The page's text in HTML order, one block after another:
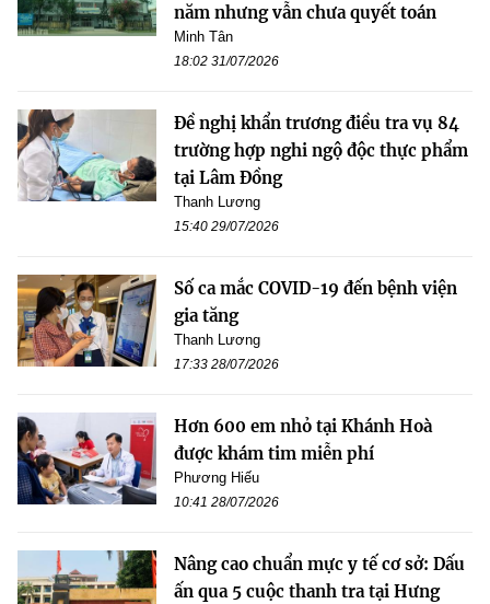
năm nhưng vẫn chưa quyết toán
Minh Tân
18:02 31/07/2026
Đề nghị khẩn trương điều tra vụ 84
trường hợp nghi ngộ độc thực phẩm
tại Lâm Đồng
Thanh Lương
15:40 29/07/2026
Số ca mắc COVID-19 đến bệnh viện
gia tăng
Thanh Lương
17:33 28/07/2026
Hơn 600 em nhỏ tại Khánh Hoà
được khám tim miễn phí
Phương Hiếu
10:41 28/07/2026
Nâng cao chuẩn mực y tế cơ sở: Dấu
ấn qua 5 cuộc thanh tra tại Hưng